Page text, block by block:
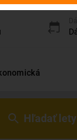
Hľadať lety